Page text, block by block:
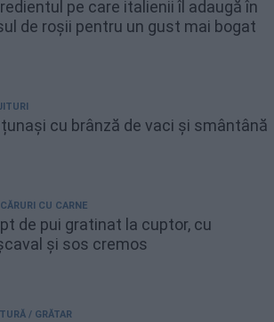
pe care italienii îl adaugă în
de roșii pentru un gust mai bogat
cu brânză de vaci și smântână
CU CARNE
de pui gratinat la cuptor, cu
și sos cremos
/ GRĂTAR